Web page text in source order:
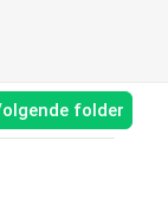
folder